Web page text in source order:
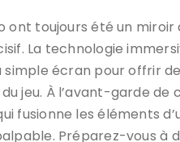
ont toujours été un
La technologie
simple écran pour offrir
jeu. À l’avant-garde
fusionne les éléments
Préparez-vous à